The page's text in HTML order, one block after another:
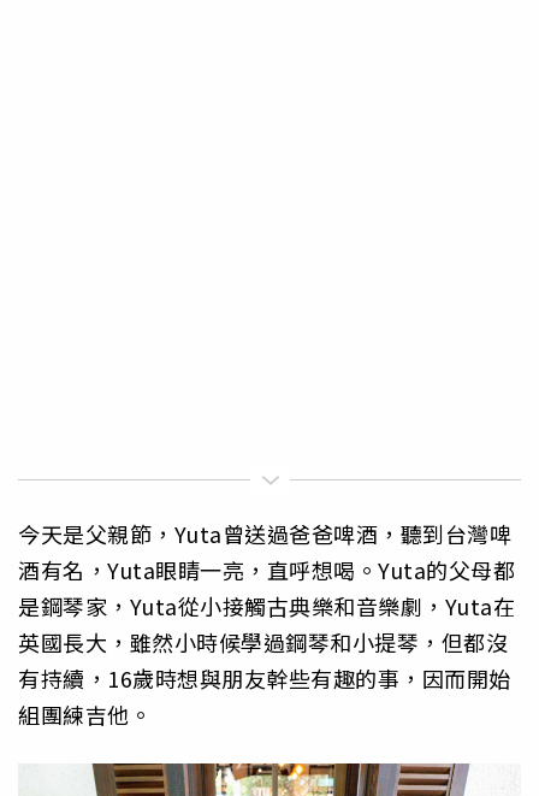
今天是父親節，Yuta曾送過爸爸啤酒，聽到台灣啤
酒有名，Yuta眼睛一亮，直呼想喝。Yuta的父母都
是鋼琴家，Yuta從小接觸古典樂和音樂劇，Yuta在
英國長大，雖然小時候學過鋼琴和小提琴，但都沒
有持續，16歲時想與朋友幹些有趣的事，因而開始
組團練吉他。